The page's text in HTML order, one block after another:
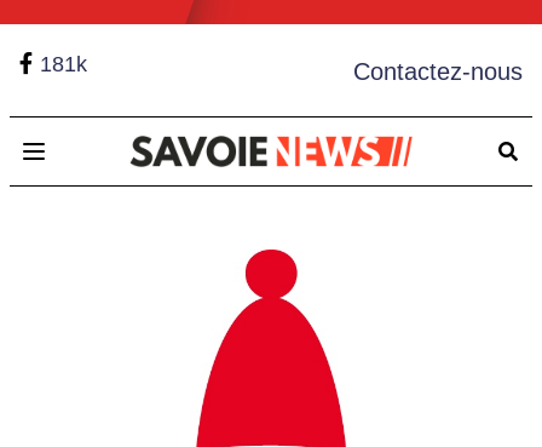
181k Contactez-nous
Open main menu